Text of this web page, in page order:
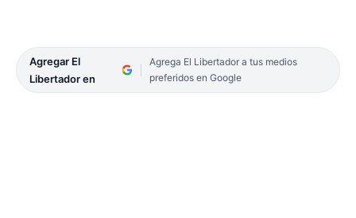
Agregar El
Libertador en
Agrega El Libertador a tus medios
preferidos en Google